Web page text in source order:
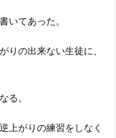
いてあった。
りの出来ない生徒に、
る。
上がりの練習をしなく